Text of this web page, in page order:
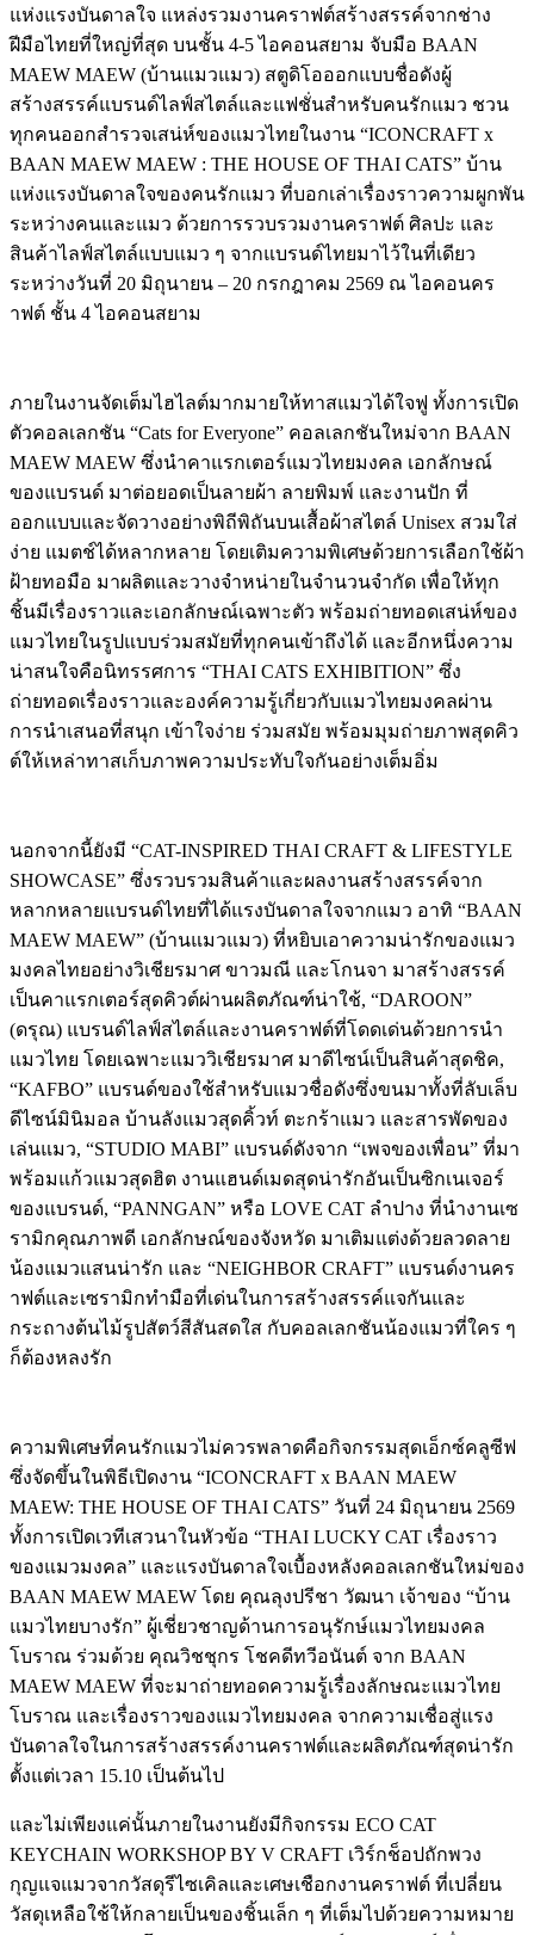
แห่งแรงบันดาลใจ แหล่งรวมงานคราฟต์สร้างสรรค์จากช่าง
ฝีมือไทยที่ใหญ่ที่สุด บนชั้น 4-5 ไอคอนสยาม จับมือ BAAN
MAEW MAEW (บ้านแมวแมว) สตูดิโอออกแบบชื่อดังผู้
สร้างสรรค์แบรนด์ไลฟ์สไตล์และแฟชั่นสำหรับคนรักแมว ชวน
ทุกคนออกสำรวจเสน่ห์ของแมวไทยในงาน “ICONCRAFT x
BAAN MAEW MAEW : THE HOUSE OF THAI CATS” บ้าน
แห่งแรงบันดาลใจของคนรักแมว ที่บอกเล่าเรื่องราวความผูกพัน
ระหว่างคนและแมว ด้วยการรวบรวมงานคราฟต์ ศิลปะ และ
สินค้าไลฟ์สไตล์แบบแมว ๆ จากแบรนด์ไทยมาไว้ในที่เดียว
ระหว่างวันที่ 20 มิถุนายน – 20 กรกฎาคม 2569 ณ ไอคอนคร
าฟต์ ชั้น 4 ไอคอนสยาม
ภายในงานจัดเต็มไฮไลต์มากมายให้ทาสแมวได้ใจฟู ทั้งการเปิด
ตัวคอลเลกชัน “Cats for Everyone” คอลเลกชันใหม่จาก BAAN
MAEW MAEW ซึ่งนำคาแรกเตอร์แมวไทยมงคล เอกลักษณ์
ของแบรนด์ มาต่อยอดเป็นลายผ้า ลายพิมพ์ และงานปัก ที่
ออกแบบและจัดวางอย่างพิถีพิถันบนเสื้อผ้าสไตล์ Unisex สวมใส่
ง่าย แมตช์ได้หลากหลาย โดยเติมความพิเศษด้วยการเลือกใช้ผ้า
ฝ้ายทอมือ มาผลิตและวางจำหน่ายในจำนวนจำกัด เพื่อให้ทุก
ชิ้นมีเรื่องราวและเอกลักษณ์เฉพาะตัว พร้อมถ่ายทอดเสน่ห์ของ
แมวไทยในรูปแบบร่วมสมัยที่ทุกคนเข้าถึงได้ และอีกหนึ่งความ
น่าสนใจคือนิทรรศการ “THAI CATS EXHIBITION” ซึ่ง
ถ่ายทอดเรื่องราวและองค์ความรู้เกี่ยวกับแมวไทยมงคลผ่าน
การนำเสนอที่สนุก เข้าใจง่าย ร่วมสมัย พร้อมมุมถ่ายภาพสุดคิว
ต์ให้เหล่าทาสเก็บภาพความประทับใจกันอย่างเต็มอิ่ม
นอกจากนี้ยังมี “CAT-INSPIRED THAI CRAFT & LIFESTYLE
SHOWCASE” ซึ่งรวบรวมสินค้าและผลงานสร้างสรรค์จาก
หลากหลายแบรนด์ไทยที่ได้แรงบันดาลใจจากแมว อาทิ “BAAN
MAEW MAEW” (บ้านแมวแมว) ที่หยิบเอาความน่ารักของแมว
มงคลไทยอย่างวิเชียรมาศ ขาวมณี และโกนจา มาสร้างสรรค์
เป็นคาแรกเตอร์สุดคิวต์ผ่านผลิตภัณฑ์น่าใช้, “DAROON”
(ดรุณ) แบรนด์ไลฟ์สไตล์และงานคราฟต์ที่โดดเด่นด้วยการนำ
แมวไทย โดยเฉพาะแมววิเชียรมาศ มาดีไซน์เป็นสินค้าสุดชิค,
“KAFBO” แบรนด์ของใช้สำหรับแมวชื่อดังซึ่งขนมาทั้งที่ลับเล็บ
ดีไซน์มินิมอล บ้านลังแมวสุดคิ้วท์ ตะกร้าแมว และสารพัดของ
เล่นแมว, “STUDIO MABI” แบรนด์ดังจาก “เพจของเพื่อน” ที่มา
พร้อมแก้วแมวสุดฮิต งานแฮนด์เมดสุดน่ารักอันเป็นซิกเนเจอร์
ของแบรนด์, “PANNGAN” หรือ LOVE CAT ลำปาง ที่นำงานเซ
รามิกคุณภาพดี เอกลักษณ์ของจังหวัด มาเติมแต่งด้วยลวดลาย
น้องแมวแสนน่ารัก และ “NEIGHBOR CRAFT” แบรนด์งานคร
าฟต์และเซรามิกทำมือที่เด่นในการสร้างสรรค์แจกันและ
กระถางต้นไม้รูปสัตว์สีสันสดใส กับคอลเลกชันน้องแมวที่ใคร ๆ
ก็ต้องหลงรัก
ความพิเศษที่คนรักแมวไม่ควรพลาดคือกิจกรรมสุดเอ็กซ์คลูซีฟ
ซึ่งจัดขึ้นในพิธีเปิดงาน “ICONCRAFT x BAAN MAEW
MAEW: THE HOUSE OF THAI CATS” วันที่ 24 มิถุนายน 2569
ทั้งการเปิดเวทีเสวนาในหัวข้อ “THAI LUCKY CAT เรื่องราว
ของแมวมงคล” และแรงบันดาลใจเบื้องหลังคอลเลกชันใหม่ของ
BAAN MAEW MAEW โดย คุณลุงปรีชา วัฒนา เจ้าของ “บ้าน
แมวไทยบางรัก” ผู้เชี่ยวชาญด้านการอนุรักษ์แมวไทยมงคล
โบราณ ร่วมด้วย คุณวิชชุกร โชคดีทวีอนันต์ จาก BAAN
MAEW MAEW ที่จะมาถ่ายทอดความรู้เรื่องลักษณะแมวไทย
โบราณ และเรื่องราวของแมวไทยมงคล จากความเชื่อสู่แรง
บันดาลใจในการสร้างสรรค์งานคราฟต์และผลิตภัณฑ์สุดน่ารัก
ตั้งแต่เวลา 15.10 เป็นต้นไป
และไม่เพียงแค่นั้นภายในงานยังมีกิจกรรม ECO CAT
KEYCHAIN WORKSHOP BY V CRAFT เวิร์กช็อปถักพวง
กุญแจแมวจากวัสดุรีไซเคิลและเศษเชือกงานคราฟต์ ที่เปลี่ยน
วัสดุเหลือใช้ให้กลายเป็นของชิ้นเล็ก ๆ ที่เต็มไปด้วยความหมาย